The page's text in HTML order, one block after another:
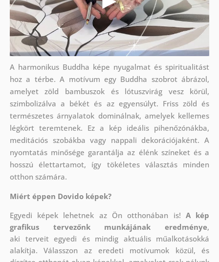
A harmonikus Buddha képe nyugalmat és spiritualitást
hoz a térbe. A motívum egy Buddha szobrot ábrázol,
amelyet zöld bambuszok és lótuszvirág vesz körül,
szimbolizálva a békét és az egyensúlyt. Friss zöld és
természetes árnyalatok dominálnak, amelyek kellemes
légkört teremtenek. Ez a kép ideális pihenőzónákba,
meditációs szobákba vagy nappali dekorációjaként. A
nyomtatás minősége garantálja az élénk színeket és a
hosszú élettartamot, így tökéletes választás minden
otthon számára.
Miért éppen Dovido képek?
Egyedi képek lehetnek az Ön otthonában is! A kép
grafikus tervezőnk munkájának eredménye,
aki terveit egyedi és mindig aktuális műalkotásokká
alakítja. Válasszon az eredeti motívumok közül, és